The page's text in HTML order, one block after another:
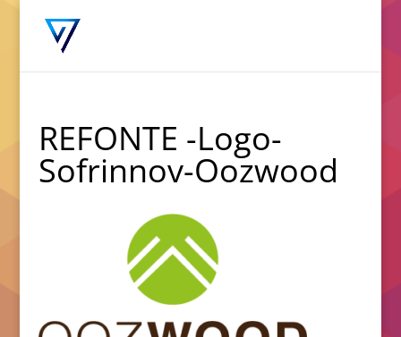
REFONTE -Logo-
Sofrinnov-Oozwood